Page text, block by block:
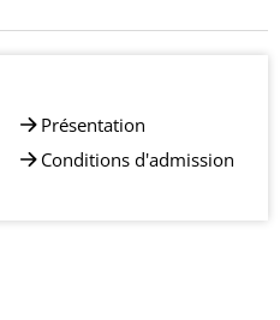
Présentation
Conditions d'admission